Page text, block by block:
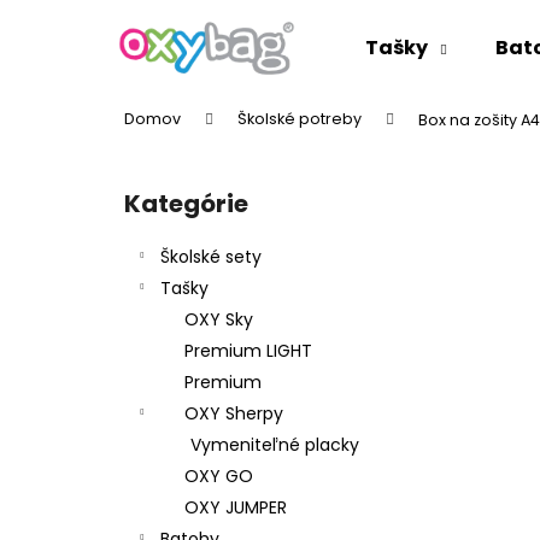
Tašky
Domov Školské potreby Box na zošity
Preskočiť
kategórie
Kategórie
Školské sety
Tašky
OXY Sky
Premium LIGHT
Premium
OXY Sherpy
Vymeniteľné placky
OXY GO
OXY JUMPER
Späť
obchodu
Späť
obchodu